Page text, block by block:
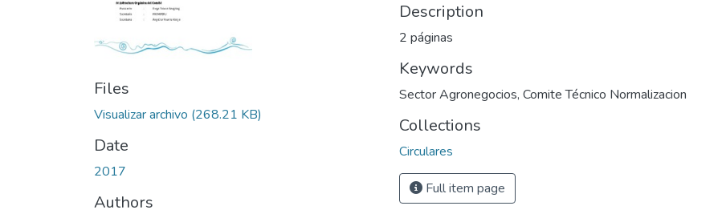
Files
Visualizar archivo (268.21 KB)
Date
2017
Authors
Description
2 páginas
Keywords
Sector Agronegocios, Comite Técnico Normalizacion
Collections
Circulares
Full item page